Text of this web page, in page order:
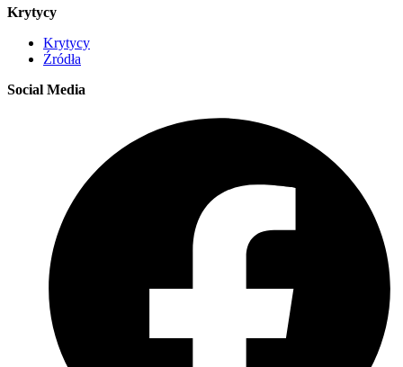
Krytycy
Krytycy
Źródła
Social Media